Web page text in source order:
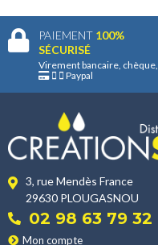
PAIEMENT 100%
SÉCURISÉ
Virement bancaire, chèque,
Paypal
3, rue Mendès France
29630 PLOUGASNOU
02 98 63 79 32
Mon compte